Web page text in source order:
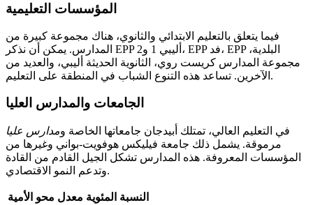
المؤسسات التعليمية
فيما يتعلق بالتعليم الابتدائي والثانوي، هناك مجموعة كبيرة من
المدارس. يمكن أن نذكر EPP أليبي 1 و2، EPP فد، EPP البلدية،
مجموعة المدارس كريست روي، الثانوية الحديثة أليبي، والعديد من
الآخرين. تساعد هذه التنوع الشباب في المنطقة على التعليم.
الجامعات والمدارس العليا
في التعليم العالي، تمتلك أبيدجان جامعاتها الخاصة ومدارس عليا
مرموقة. يشمل ذلك جامعة فيليكس هوفويت-بواني وغيرها من
المؤسسات المعروفة. هذه المدارس تشكل الجيل القادم من القادة
وتدعم النمو الاقتصادي.
معدل محو الأمية النسبة المئوية